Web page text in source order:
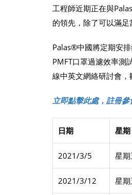
工程師近期正在與
的領先，除了可以滿
Palas®中國將定期安
PMFT口罩過濾效率測
線中英文網絡研討會，
立即點擊此處，註冊參
日期 星期
2021/3/5 星期
2021/3/12 星期